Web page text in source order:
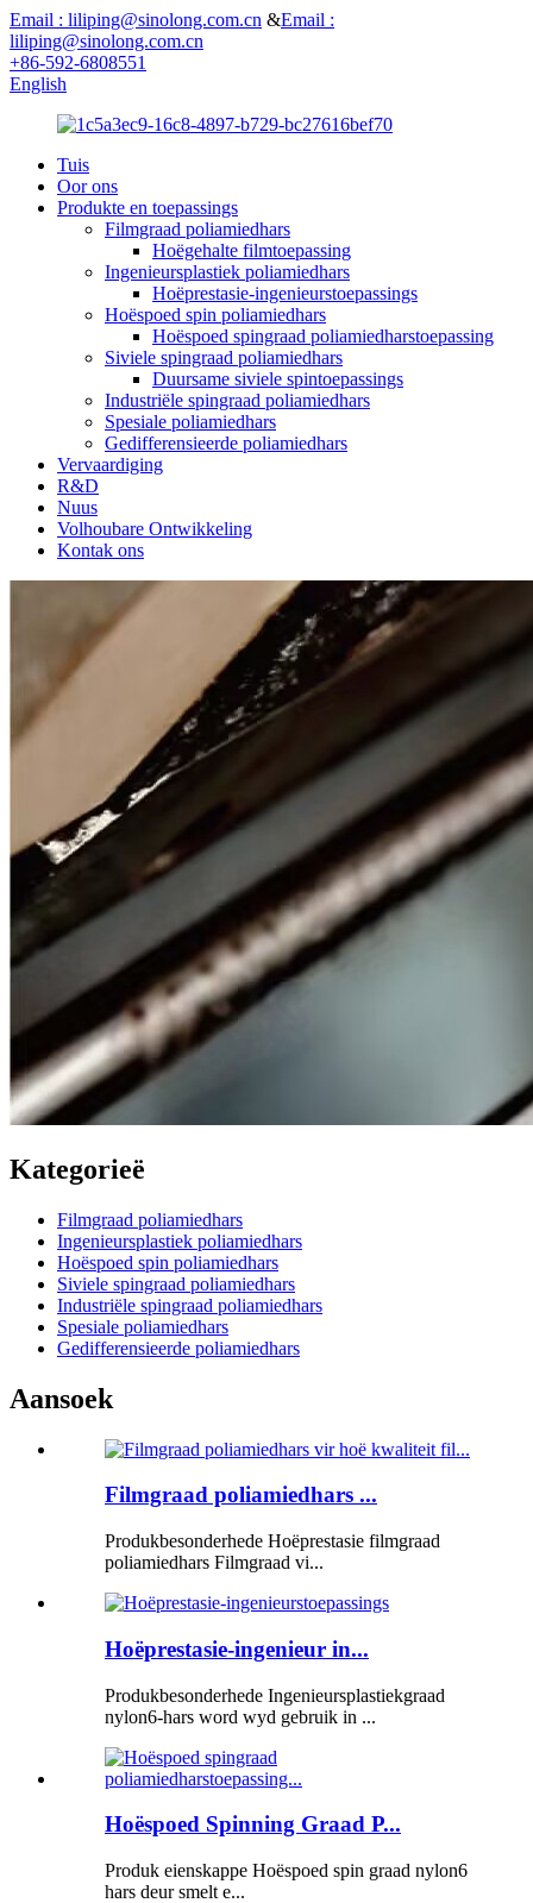
Email : liliping@sinolong.com.cn &Email :
liliping@sinolong.com.cn
+86-592-6808551
English
Tuis
Oor ons
Produkte en toepassings
Filmgraad poliamiedhars
Hoëgehalte filmtoepassing
Ingenieursplastiek poliamiedhars
Hoëprestasie-ingenieurstoepassings
Hoëspoed spin poliamiedhars
Hoëspoed spingraad poliamiedharstoepassing
Siviele spingraad poliamiedhars
Duursame siviele spintoepassings
Industriële spingraad poliamiedhars
Spesiale poliamiedhars
Gedifferensieerde poliamiedhars
Vervaardiging
R&D
Nuus
Volhoubare Ontwikkeling
Kontak ons
Kategorieë
Filmgraad poliamiedhars
Ingenieursplastiek poliamiedhars
Hoëspoed spin poliamiedhars
Siviele spingraad poliamiedhars
Industriële spingraad poliamiedhars
Spesiale poliamiedhars
Gedifferensieerde poliamiedhars
Aansoek
Filmgraad poliamiedhars ...
Produkbesonderhede Hoëprestasie filmgraad
poliamiedhars Filmgraad vi...
Hoëprestasie-ingenieur in...
Produkbesonderhede Ingenieursplastiekgraad
nylon6-hars word wyd gebruik in ...
Hoëspoed Spinning Graad P...
Produk eienskappe Hoëspoed spin graad nylon6
hars deur smelt e...